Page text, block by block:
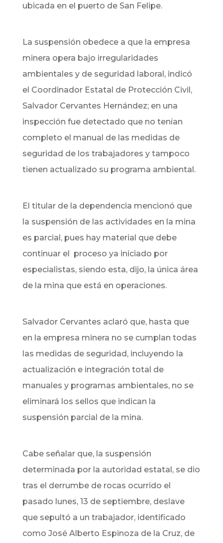
ubicada en el puerto de San Felipe.
La suspensión obedece a que la empresa
minera opera bajo irregularidades
ambientales y de seguridad laboral, indicó
el Coordinador Estatal de Protección Civil,
Salvador Cervantes Hernández; en una
inspección fue detectado que no tenían
completo el manual de las medidas de
seguridad de los trabajadores y tampoco
tienen actualizado su programa ambiental.
El titular de la dependencia mencionó que
la suspensión de las actividades en la mina
es parcial, pues hay material que debe
continuar el proceso ya iniciado por
especialistas, siendo esta, dijo, la única área
de la mina que está en operaciones.
Salvador Cervantes aclaró que, hasta que
en la empresa minera no se cumplan todas
las medidas de seguridad, incluyendo la
actualización e integración total de
manuales y programas ambientales, no se
eliminará los sellos que indican la
suspensión parcial de la mina.
Cabe señalar que, la suspensión
determinada por la autoridad estatal, se dio
tras el derrumbe de rocas ocurrido el
pasado lunes, 13 de septiembre, deslave
que sepultó a un trabajador, identificado
como José Alberto Espinoza de la Cruz, de